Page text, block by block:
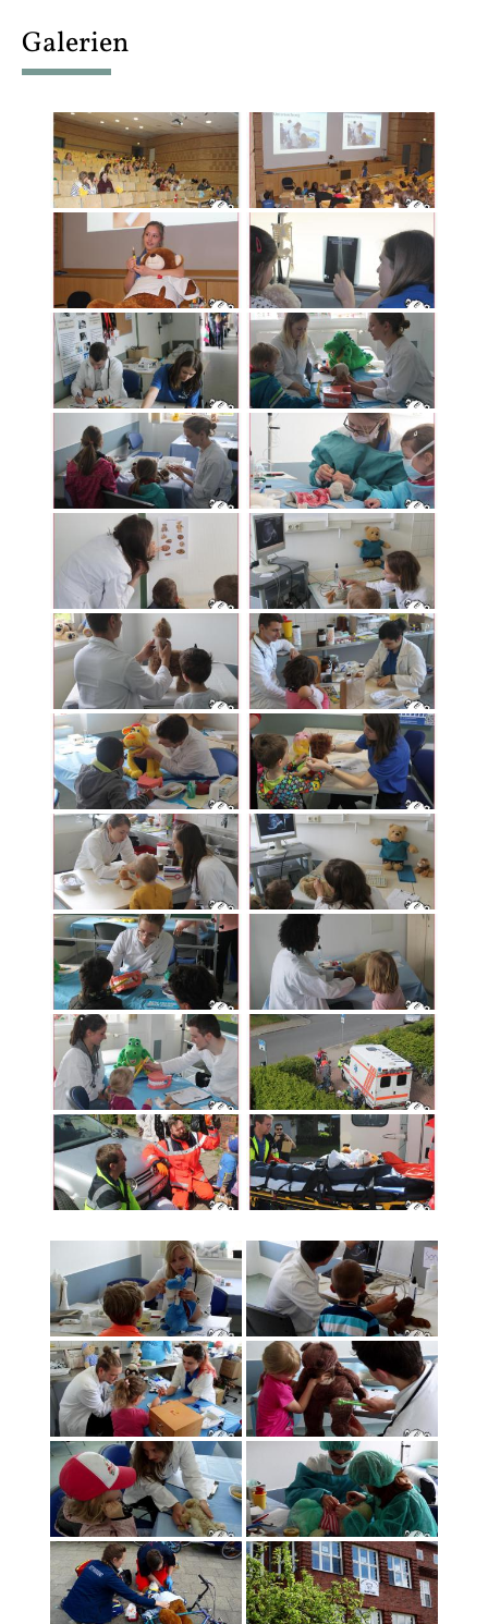
Galerien